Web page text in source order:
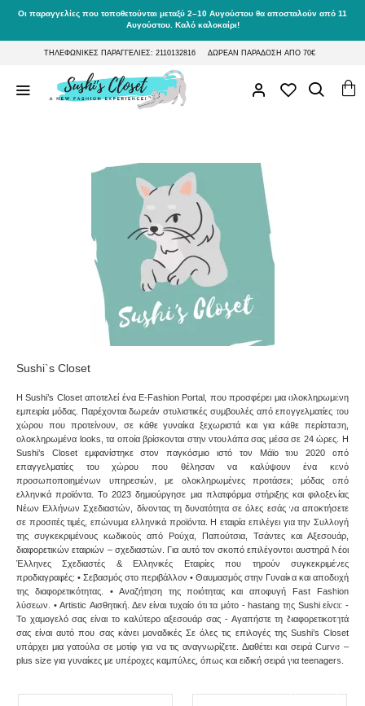
Οι παραγγελίες που τοποθετούνται μεταξύ 2–10 Αυγούστου θα αποσταλούν από 11
Αυγούστου. Καλό καλοκαίρι!
ΤΗΛΕΦΩΝΙΚΕΣ ΠΑΡΑΓΓΕΛΙΕΣ: 2110132816 ΔΩΡΕΑΝ ΠΑΡΑΔΟΣΗ ΑΠΟ 70€
Sushi`s Closet
Η Sushi’s Closet αποτελεί ένα E-Fashion Portal, που προσφέρει μια ολοκληρωμένη
εμπειρία μόδας. Παρέχονται δωρεάν στυλιστικές συμβουλές από επαγγελματίες του
χώρου που προτείνουν, σε κάθε γυναίκα ξεχωριστά και για κάθε περίσταση,
ολοκληρωμένα looks, τα οποία βρίσκονται στην ντουλάπα σας μέσα σε 24 ώρες. Η
Sushi’s Closet εμφανίστηκε στον παγκόσμιο ιστό τον Μάϊο του 2020 από
επαγγελματίες του χώρου που θέλησαν να καλύψουν ένα κενό
προσωποποιημένων υπηρεσιών, με ολοκληρωμένες προτάσεις μόδας από
ελληνικά προϊόντα. Το 2023 δημιούργησε μια πλατφόρμα στήριξης και φιλοξενίας
Νέων Ελλήνων Σχεδιαστών, δίνοντας τη δυνατότητα σε όλες εσάς να αποκτήσετε
σε προσιτές τιμές, επώνυμα ελληνικά προϊόντα. Η εταιρία επιλέγει για την Συλλογή
της συγκεκριμένους κωδικούς από Ρούχα, Παπούτσια, Τσάντες και Αξεσουάρ,
διαφορετικών εταιριών – σχεδιαστών. Για αυτό τον σκοπό επιλέγονται αυστηρά Νέοι
Έλληνες Σχεδιαστές & Ελληνικές Εταιρίες που τηρούν συγκεκριμένες
προδιαγραφές: • Σεβασμός στο περιβάλλον • Θαυμασμός στην Γυναίκα και αποδοχή
της διαφορετικότητας. • Αναζήτηση της ποιότητας και αποφυγή Fast Fashion
λύσεων. • Artistic Αισθητική. Δεν είναι τυχαίο ότι τα μότο - hastang της Sushi είναι: -
Το χαμογελό σας είναι το καλύτερο αξεσουάρ σας - Αγαπήστε τη διαφορετικοτητά
σας είναι αυτό που σας κάνει μοναδικές Σε όλες τις επιλογές της Sushi’s Closet
υπάρχει μια γατούλα σε μοτίφ για να τις αναγνωρίζετε. Διαθέτει και σειρά Curve –
plus size για γυναίκες με υπέροχες καμπύλες, όπως και ειδική σειρά για teenagers.